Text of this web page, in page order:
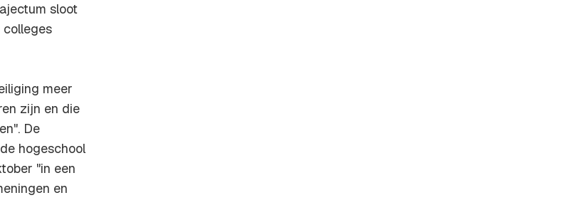
sloot
colleges
meer
zijn en die
De
hogeschool
"in een
en